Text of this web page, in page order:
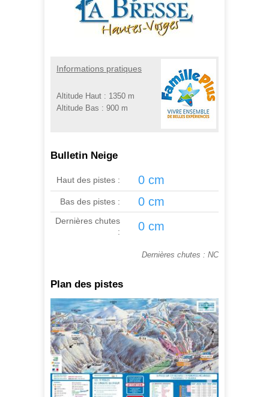
Informations pratiques
Altitude Haut : 1350 m
Altitude Bas : 900 m
Bulletin Neige
Haut des pistes : 0 cm
Bas des pistes : 0 cm
Dernières chutes
:
0 cm
Dernières chutes : NC
Plan des pistes